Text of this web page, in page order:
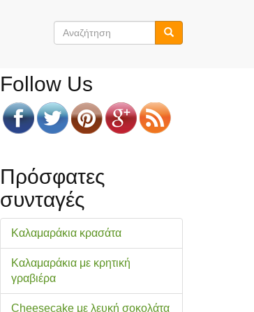
Φόρμα
Follow Us
Πρόσφατες
συνταγές
Καλαμαράκια κρασάτα
Καλαμαράκια με κρητική
γραβιέρα
Cheesecake με λευκή σοκολάτα